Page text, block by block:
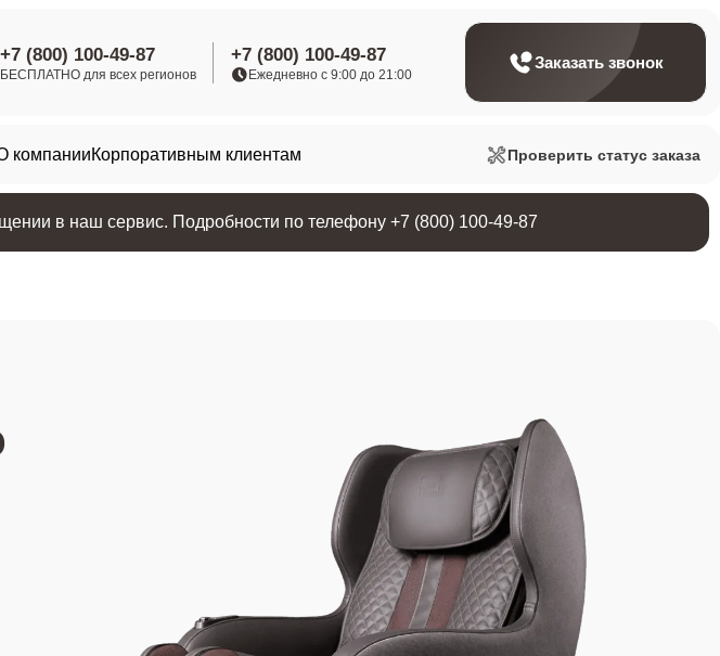
+7 (800) 100-49-87
БЕСПЛАТНО для всех регионов
+7 (800) 100-49-87
Ежедневно с 9:00 до 21:00
Заказать звонок
компанииКорпоративным клиентам Проверить статус заказа
в наш сервис. Подробности по телефону +7 (800) 100-49-87